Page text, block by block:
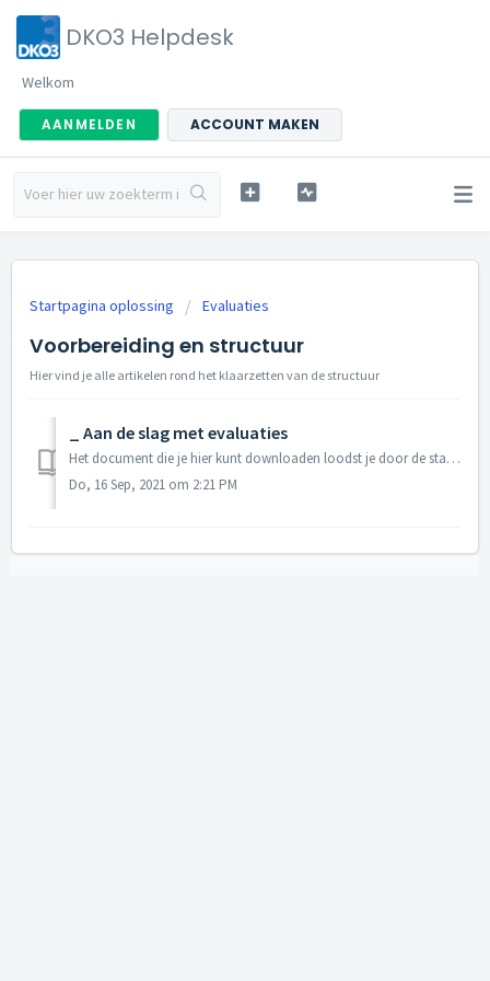
DKO3 Helpdesk
Welkom
AANMELDEN ACCOUNT MAKEN
Startpagina oplossing Evaluaties
Voorbereiding en structuur
Hier vind je alle artikelen rond het klaarzetten van de structuur
_ Aan de slag met evaluaties
Het document die je hier kunt downloaden loodst je door de stappen die je moet doorlopen om met evaluaties aan de slag te kunnen. Aan de hand van enkele c...
Do, 16 Sep, 2021 om 2:21 PM